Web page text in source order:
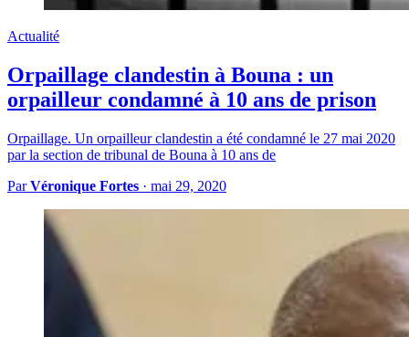
Actualité
Orpaillage clandestin à Bouna : un
orpailleur condamné à 10 ans de prison
Orpaillage. Un orpailleur clandestin a été condamné le 27 mai 2020
par la section de tribunal de Bouna à 10 ans de
ParVéronique Fortes · mai 29, 2020